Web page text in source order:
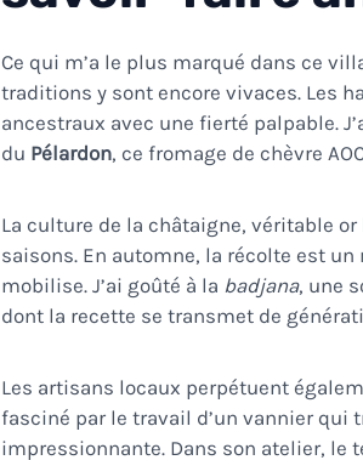
Ce qui m’a le plus marqué dans ce
traditions y sont encore vivaces. Les
ancestraux avec une fierté palpable.
du Pélardon, ce fromage de chèvre
La culture de la châtaigne, véritable
saisons. En automne, la récolte est
mobilise. J’ai goûté à la badjana, une
dont la recette se transmet de
Les artisans locaux perpétuent
fasciné par le travail d’un vannier qui
impressionnante. Dans son atelier, le